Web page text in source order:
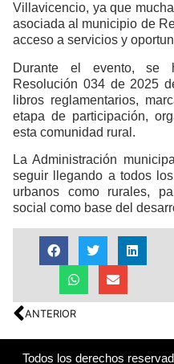
Villavicencio, ya que
asociada al municipio de
acceso a servicios y
Durante el evento, se
Resolución 034 de 2025
libros reglamentarios,
etapa de participación,
esta comunidad rural.
La Administración
seguir llegando a todos
urbanos como rurales,
social como base del
ANTERIOR
Todos los derechos